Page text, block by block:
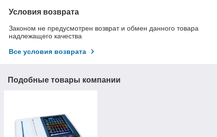
Условия возврата
Законом не предусмотрен возврат и обмен данного товара
надлежащего качества
Все условия возврата
Подобные товары компании